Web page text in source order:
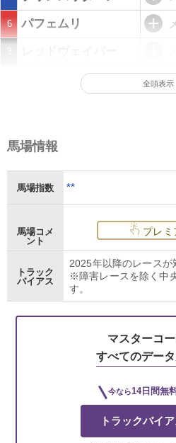
6 パフェムリ
全頭表示
馬場情報
馬場指数 **
馬場コメ
ント
プレミ
トラック
バイアス
2025年以降のレースが
※障害レースを除く中
す。
マスターコ
すべてのデー
今なら14日間無
トラックバイ